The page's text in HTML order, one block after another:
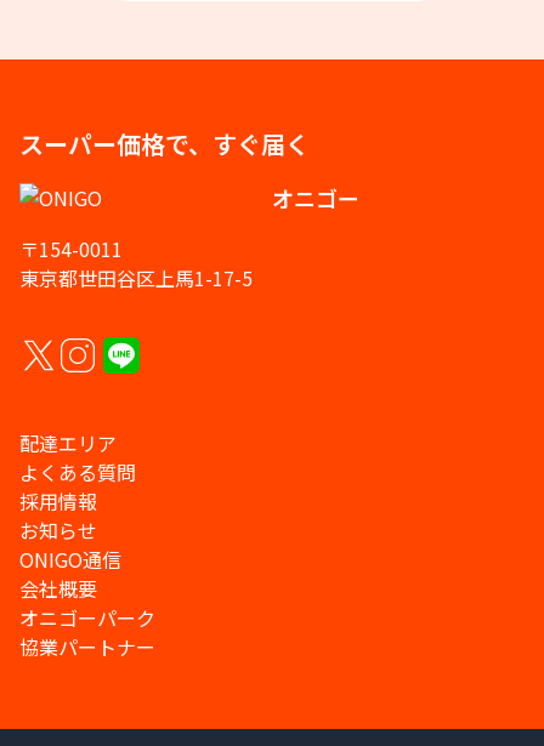
スーパー価格で、すぐ届く
オニゴー
〒154-0011
東京都世田谷区上馬1-17-5
配達エリア
よくある質問
採用情報
お知らせ
ONIGO通信
会社概要
オニゴーパーク
協業パートナー